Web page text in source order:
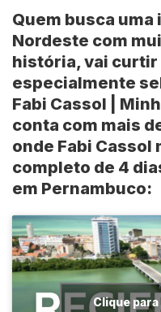
Quem busca
Nordeste com
história, vai curtir
especialmente
Fabi Cassol |
conta com mais
onde Fabi Cassol
completo de 4
em Pernambuco:
Clique